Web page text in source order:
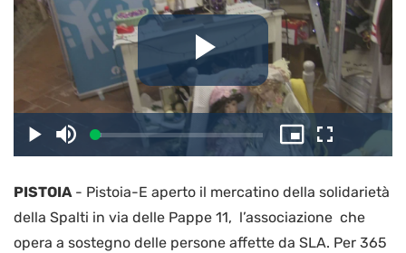
il
video
PlayDisattiva
l’audio
Caricato:
3.69%
Picture-
in-
Schermo
intero
PISTOIA- Pistoia-E aperto il mercatino della solidarietà
della Spalti in via delle Pappe 11, l’associazione che
opera a sostegno delle persone affette da SLA. Per 365